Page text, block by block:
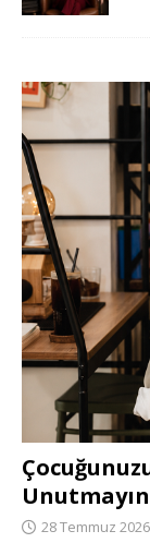
Unutmayın
28 Temmuz 2026